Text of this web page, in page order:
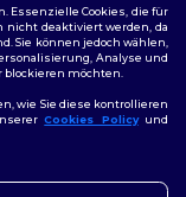
Site Map
Essenzielle Cookies, die für
nicht deaktiviert werden, da
Sie können jedoch wählen,
Analyse und
möchten.
wie Sie diese kontrollieren
Cookies Policyund